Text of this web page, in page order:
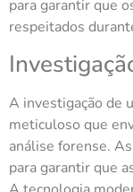
para garantir que
respeitados
A investigação de
meticuloso que
análise forense.
para garantir que